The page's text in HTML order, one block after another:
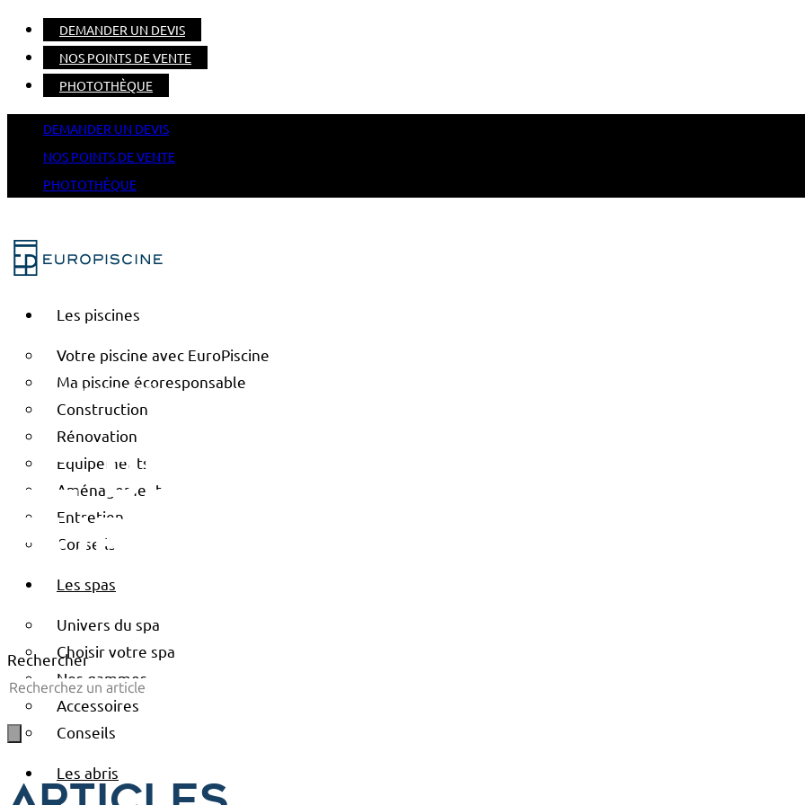
DEMANDER UN DEVIS
NOS POINTS DE VENTE
PHOTOTHÈQUE
DEMANDER UN DEVIS
NOS POINTS DE VENTE
PHOTOTHÈQUE
Les piscines
Votre piscine avec EuroPiscine
Ma piscine écoresponsable
Construction
Rénovation
Équipements
Aménagement
Entretien
Conseils
Les spas
Univers du spa
Choisir votre spa
Nos gammes
Accessoires
Conseils
Les abris
Home Le blog europiscine
Le blog
europiscine
Rechercher